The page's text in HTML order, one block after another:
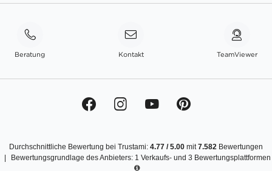
Beratung Kontakt TeamViewer
Durchschnittliche Bewertung bei Trustami: 4.77 /5.00 mit7.582 Bewertungen
Bewertungsgrundlage des Anbieters: 1 Verkaufs- und 3 Bewertungsplattformen